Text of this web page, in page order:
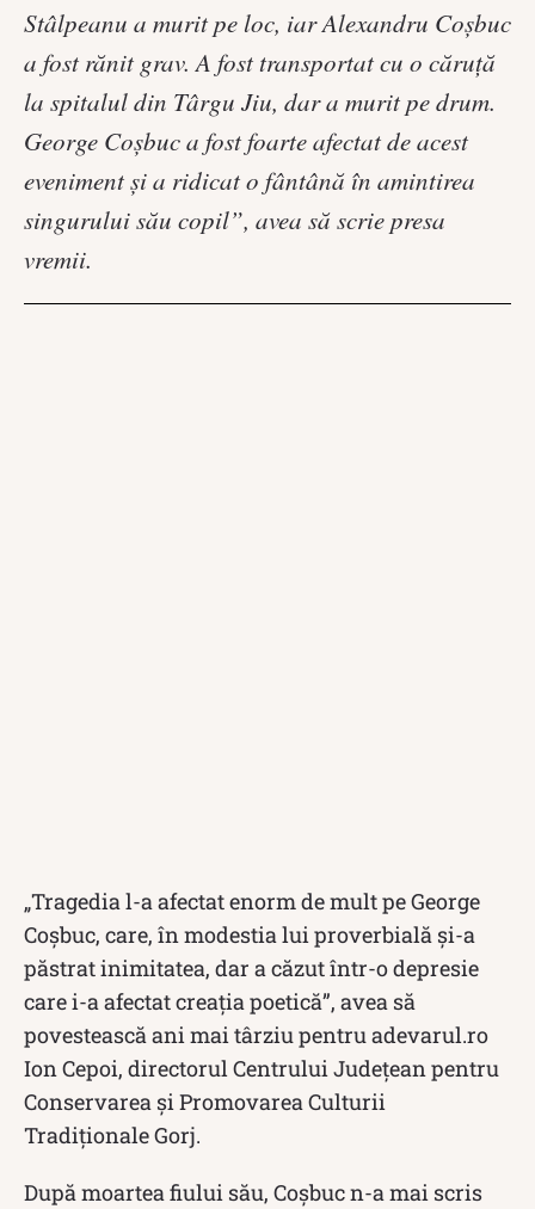
Stâlpeanu a murit pe loc, iar Alexandru Coşbuc
a fost rănit grav. A fost transportat cu o căruţă
la spitalul din Târgu Jiu, dar a murit pe drum.
George Coşbuc a fost foarte afectat de acest
eveniment şi a ridicat o fântână în amintirea
singurului său copil”, avea să scrie presa
vremii.
„Tragedia l-a afectat enorm de mult pe George
Coşbuc, care, în modestia lui proverbială şi-a
păstrat inimitatea, dar a căzut într-o depresie
care i-a afectat creaţia poetică”, avea să
povestească ani mai târziu pentru adevarul.ro
Ion Cepoi, directorul Centrului Judeţean pentru
Conservarea şi Promovarea Culturii
Tradiţionale Gorj.
După moartea fiului său, Coșbuc n-a mai scris